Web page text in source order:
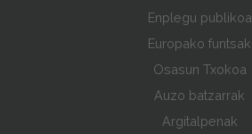
Enplegu publikoa
Europako funtsak
Osasun Txokoa
Auzo batzarrak
Argitalpenak